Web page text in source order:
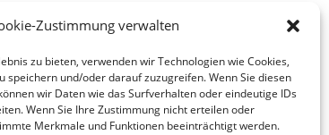
Zustimmung verwalten
zu bieten, verwenden wir Technologien wie Cookies,
speichern und/oder darauf zuzugreifen. Wenn Sie diesen
wir Daten wie das Surfverhalten oder eindeutige IDs
Wenn Sie Ihre Zustimmung nicht erteilen oder
Merkmale und Funktionen beeinträchtigt werden.